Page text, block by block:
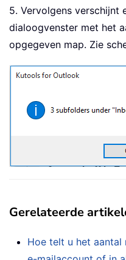
5. Vervolgens verschijnt
dialoogvenster met het
opgegeven map. Zie
Gerelateerde
Hoe telt u het aantal